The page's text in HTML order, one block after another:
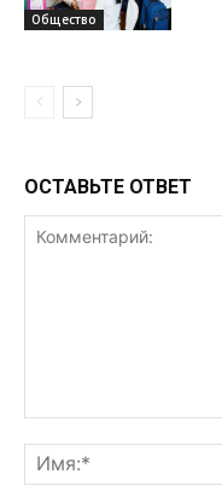
Общество
ОСТАВЬТЕ ОТВЕТ